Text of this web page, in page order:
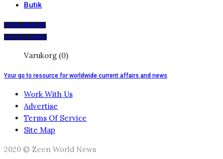
Butik
PRENUMERERA
DIGITALT ARKIV
Varukorg (0)
Your go to resource for worldwide current affairs and news
Work With Us
Advertise
Terms Of Service
Site Map
2020 © Zeen World News